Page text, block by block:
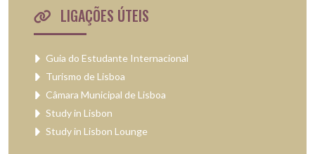
LIGAÇÕES ÚTEIS
Guia do Estudante Internacional
Turismo de Lisboa
Câmara Municipal de Lisboa
Study in Lisbon
Study in Lisbon Lounge